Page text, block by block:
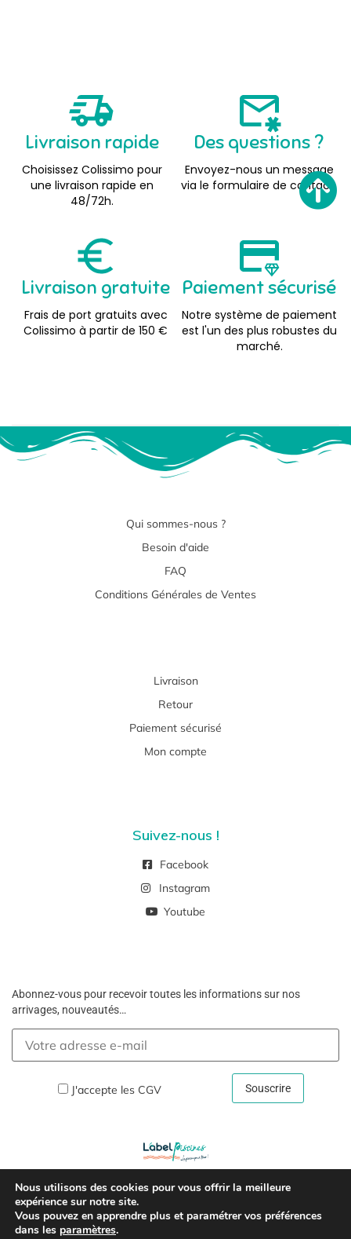
Livraison rapide
Choisissez Colissimo pour
une livraison rapide en
48/72h.
Des questions ?
Envoyez-nous un message
via le formulaire de contact.
Livraison gratuite
Frais de port gratuits avec
Colissimo à partir de 150 €
Paiement sécurisé
Notre système de paiement
est l'un des plus robustes du
marché.
Qui sommes-nous ?
Besoin d'aide
FAQ
Conditions Générales de Ventes
Livraison
Retour
Paiement sécurisé
Mon compte
Suivez-nous !
Facebook
Instagram
Youtube
Abonnez-vous pour recevoir toutes les informations sur nos
arrivages, nouveautés…
J'accepte les CGV
Copyright © 2026 –
Confidentialité
Nous utilisons des cookies pour vous offrir la meilleure
expérience sur notre site.
Vous pouvez en apprendre plus et paramétrer vos préférences
dans les paramètres.